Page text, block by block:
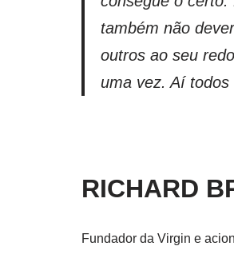
também não
outros ao seu
uma vez. Aí
RICHARD
Fundador da Virgin e